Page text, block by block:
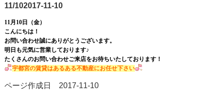
11/102017-11-10
11月10日（金）
こんにちは！
お問い合わせ誠にありがとうございます。
明日も元気に営業しております♪
たくさんのお問い合わせご来店をお待ちいたしております！
宇都宮の賃貸はあるある不動産にお任せ下さい
ページ作成日 2017-11-10